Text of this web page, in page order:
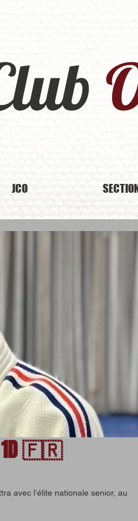
JCO
1D 🇫🇷
avec l’élite nationale senior, au